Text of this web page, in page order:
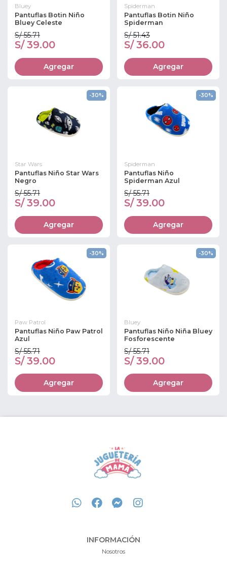
Bluey
Pantuflas Botin Niño
Bluey Celeste
S/ 55.71
S/ 39.00
Agregar
Spiderman
Pantuflas Botin Niño
Spiderman
S/ 51.43
S/ 36.00
Agregar
-30%
Star Wars
Pantuflas Niño Star Wars
Negro
S/ 55.71
S/ 39.00
Agregar
-30%
Spiderman
Pantuflas Niño
Spiderman Azul
S/ 55.71
S/ 39.00
Agregar
-30%
Paw Patrol
Pantuflas Niño Paw Patrol
Azul
S/ 55.71
S/ 39.00
Agregar
-30%
Bluey
Pantuflas Niño Niña Bluey
Fosforescente
S/ 55.71
S/ 39.00
Agregar
INFORMACIÓN
Nosotros